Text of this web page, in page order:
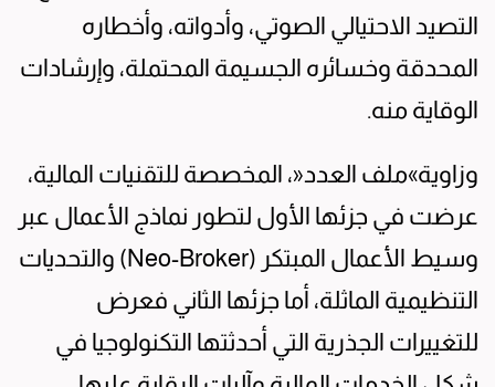
التصيد الاحتيالي الصوتي، وأدواته، وأخطاره
المحدقة وخسائره الجسيمة المحتملة، وإرشادات
الوقاية منه.
وزاوية»ملف العدد«، المخصصة للتقنيات المالية،
عرضت في جزئها الأول لتطور نماذج الأعمال عبر
وسيط الأعمال المبتكر (Neo-Broker) والتحديات
التنظيمية الماثلة، أما جزئها الثاني فعرض
للتغييرات الجذرية التي أحدثتها التكنولوجيا في